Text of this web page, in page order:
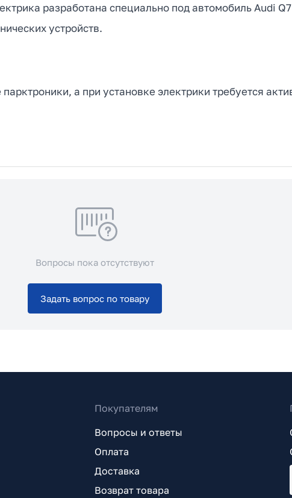
разработана специально под автомобиль Audi
устройств.
а при установке электрики требуется
Вопросы пока отсутствуют
Задать вопрос по товару
Покупателям
Вопросы и ответы
Оплата
Доставка
Возврат товара